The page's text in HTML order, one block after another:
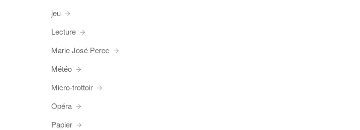
jeu
Lecture
Marie José Perec
Météo
Micro-trottoir
Opéra
Papier